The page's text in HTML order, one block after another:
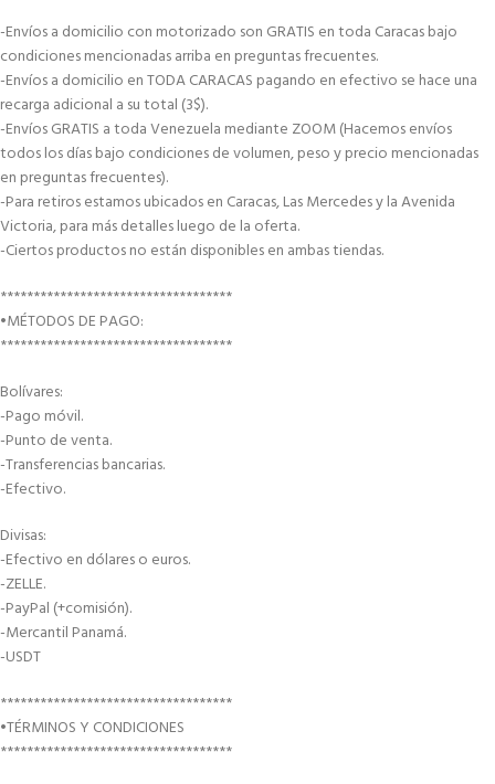
-Envíos a domicilio con motorizado son GRATIS en toda Caracas bajo
condiciones mencionadas arriba en preguntas frecuentes.
-Envíos a domicilio en TODA CARACAS pagando en efectivo se hace una
recarga adicional a su total (3$).
-Envíos GRATIS a toda Venezuela mediante ZOOM (Hacemos envíos
todos los días bajo condiciones de volumen, peso y precio mencionadas
en preguntas frecuentes).
-Para retiros estamos ubicados en Caracas, Las Mercedes y la Avenida
Victoria, para más detalles luego de la oferta.
-Ciertos productos no están disponibles en ambas tiendas.
***********************************
•MÉTODOS DE PAGO:
***********************************
Bolívares:
-Pago móvil.
-Punto de venta.
-Transferencias bancarias.
-Efectivo.
Divisas:
-Efectivo en dólares o euros.
-ZELLE.
-PayPal (+comisión).
-Mercantil Panamá.
-USDT
***********************************
•TÉRMINOS Y CONDICIONES
***********************************